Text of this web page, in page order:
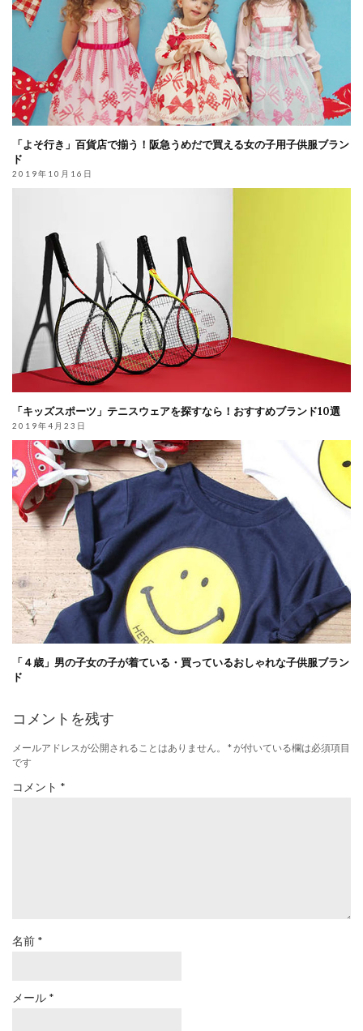
「よそ行き」百貨店で揃う！阪急うめだで買える女の子用子供服ブラン
ド
2019年10月16日
「キッズスポーツ」テニスウェアを探すなら！おすすめブランド10選
2019年4月23日
「４歳」男の子女の子が着ている・買っているおしゃれな子供服ブラン
ド
コメントを残す
メールアドレスが公開されることはありません。 *が付いている欄は必須項目
です
コメント *
名前 *
メール *